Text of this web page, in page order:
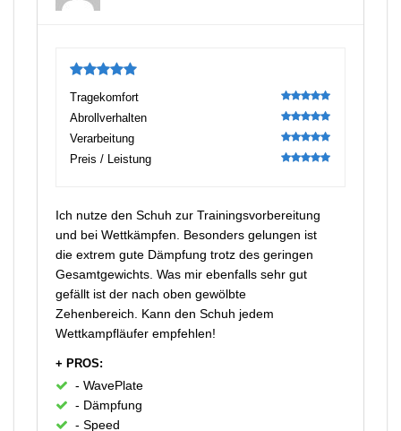
5
Tragekomfort
100
Abrollverhalten
100
Verarbeitung
100
Preis / Leistung
Ich nutze den Schuh zur Trainingsvorbereitung
und bei Wettkämpfen. Besonders gelungen ist
die extrem gute Dämpfung trotz des geringen
Gesamtgewichts. Was mir ebenfalls sehr gut
gefällt ist der nach oben gewölbte
Zehenbereich. Kann den Schuh jedem
Wettkampfläufer empfehlen!
+ PROS:
- Wave­Plate
- Dämpfung
- Speed